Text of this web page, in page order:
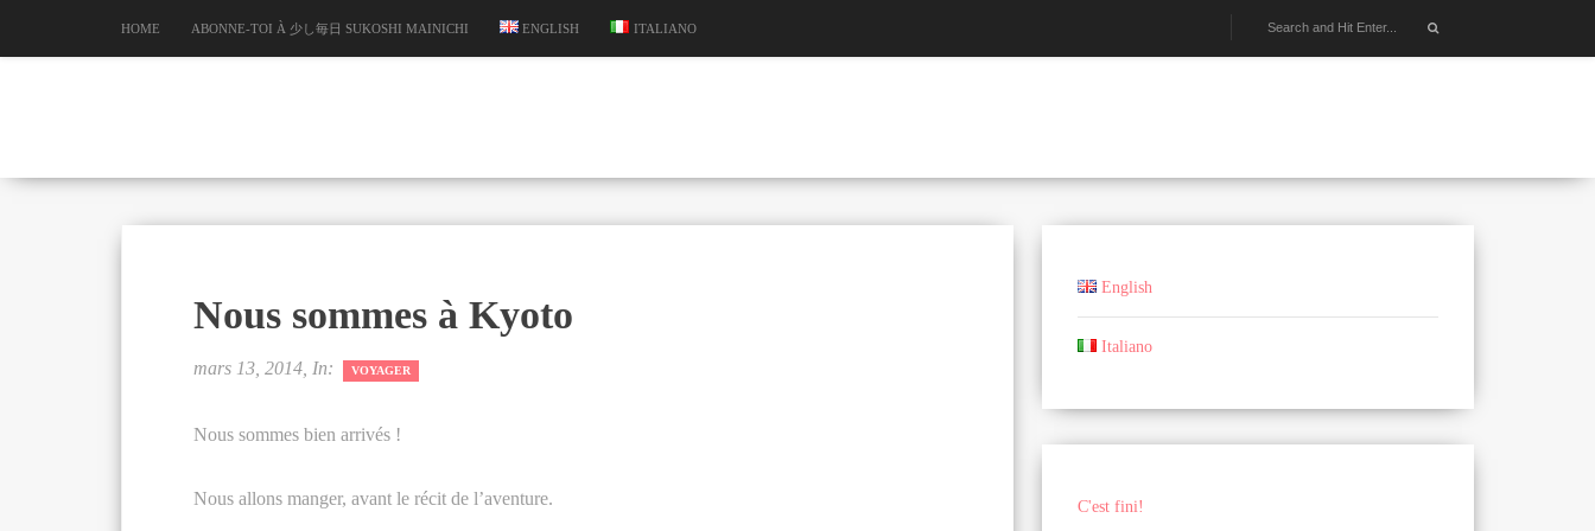
HOME ABONNE-TOI À 少し毎日 SUKOSHI MAINICHI ENGLISH ITALIANO
Nous sommes à Kyoto
mars 13, 2014, In: VOYAGER
Nous sommes bien arrivés !
Nous allons manger, avant le récit de l’aventure.
English
Italiano
C'est fini!